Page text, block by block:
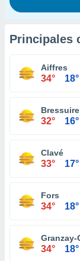
Principales
Aiffres
34° 18°
Bressuire
32° 16°
Clavé
33° 17°
Fors
34° 18°
Granzay-
34° 18°